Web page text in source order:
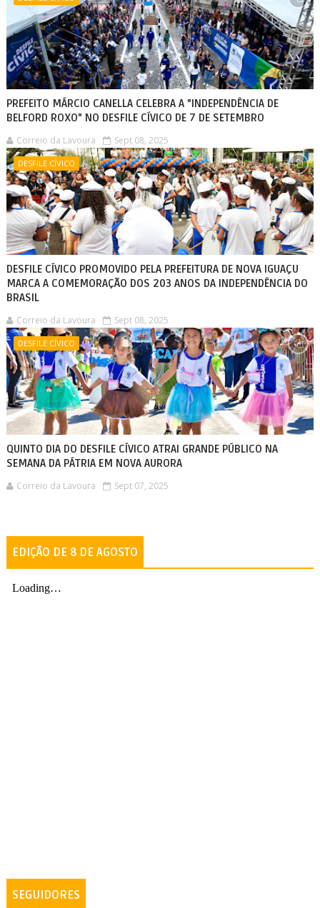
PREFEITO MÁRCIO CANELLA CELEBRA A "INDEPENDÊNCIA DE
BELFORD ROXO" NO DESFILE CÍVICO DE 7 DE SETEMBRO
Correio da Lavoura Sept 08, 2025
DESFILE CÍVICO
DESFILE CÍVICO PROMOVIDO PELA PREFEITURA DE NOVA IGUAÇU
MARCA A COMEMORAÇÃO DOS 203 ANOS DA INDEPENDÊNCIA DO
BRASIL
Correio da Lavoura Sept 08, 2025
DESFILE CÍVICO
QUINTO DIA DO DESFILE CÍVICO ATRAI GRANDE PÚBLICO NA
SEMANA DA PÁTRIA EM NOVA AURORA
Correio da Lavoura Sept 07, 2025
EDIÇÃO DE 8 DE AGOSTO
SEGUIDORES